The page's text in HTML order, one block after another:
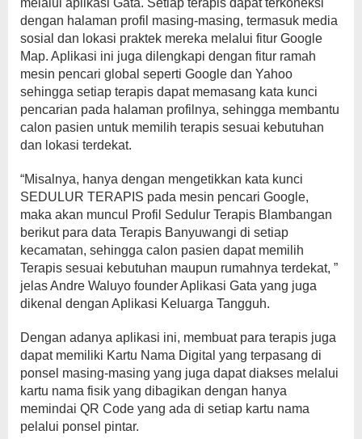
melalui aplikasi Gata. Setiap terapis dapat terkoneksi
dengan halaman profil masing-masing, termasuk media
sosial dan lokasi praktek mereka melalui fitur Google
Map. Aplikasi ini juga dilengkapi dengan fitur ramah
mesin pencari global seperti Google dan Yahoo
sehingga setiap terapis dapat memasang kata kunci
pencarian pada halaman profilnya, sehingga membantu
calon pasien untuk memilih terapis sesuai kebutuhan
dan lokasi terdekat.
“Misalnya, hanya dengan mengetikkan kata kunci
SEDULUR TERAPIS pada mesin pencari Google,
maka akan muncul Profil Sedulur Terapis Blambangan
berikut para data Terapis Banyuwangi di setiap
kecamatan, sehingga calon pasien dapat memilih
Terapis sesuai kebutuhan maupun rumahnya terdekat, ”
jelas Andre Waluyo founder Aplikasi Gata yang juga
dikenal dengan Aplikasi Keluarga Tangguh.
Dengan adanya aplikasi ini, membuat para terapis juga
dapat memiliki Kartu Nama Digital yang terpasang di
ponsel masing-masing yang juga dapat diakses melalui
kartu nama fisik yang dibagikan dengan hanya
memindai QR Code yang ada di setiap kartu nama
pelalui ponsel pintar.